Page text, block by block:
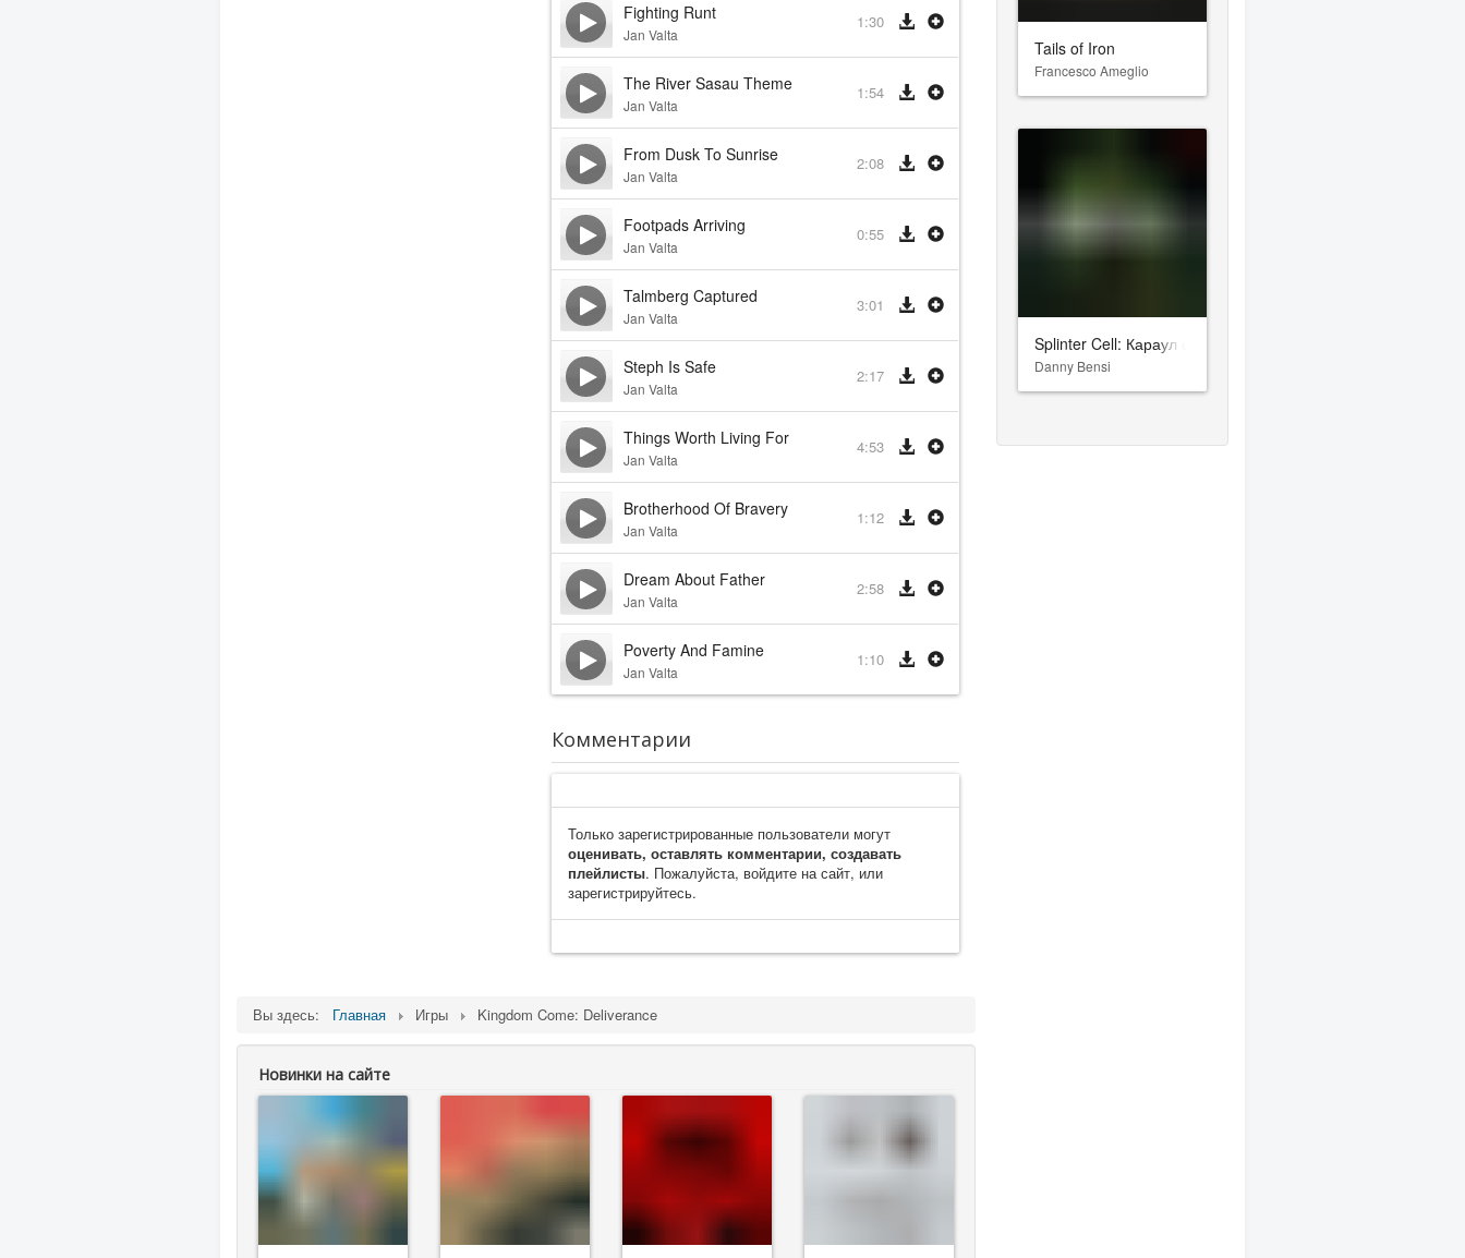
Fighting Runt
Jan Valta
1:30
The River Sasau Theme
Jan Valta
1:54
From Dusk To Sunrise
Jan Valta
2:08
Footpads Arriving
Jan Valta
0:55
Talmberg Captured
Jan Valta
3:01
Steph Is Safe
Jan Valta
2:17
Things Worth Living For
Jan Valta
4:53
Brotherhood Of Bravery
Jan Valta
1:12
Dream About Father
Jan Valta
2:58
Poverty And Famine
Jan Valta
1:10
Комментарии
Только зарегистрированные пользователи могут
оценивать, оставлять комментарии, создавать
плейлисты. Пожалуйста, войдите на сайт, или
зарегистрируйтесь.
Вы здесь: Главная Игры Kingdom Come: Deliverance
Новинки на сайте
Tails of Iron
Francesco Ameglio
Splinter Cell: Караул смерти
Danny Bensi